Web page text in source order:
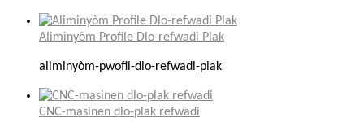
Aliminyòm Profile Dlo-refwadi Plak
aliminyòm-pwofil-dlo-refwadi-plak
CNC-masinen dlo-plak refwadi